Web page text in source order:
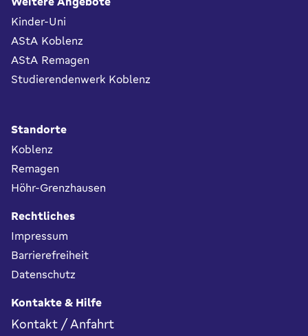
Kinder-Uni
AStA Koblenz
AStA Remagen
Studierendenwerk Koblenz
Standorte
Koblenz
Remagen
Höhr-Grenzhausen
Rechtliches
Impressum
Barrierefreiheit
Datenschutz
Kontakte & Hilfe
Kontakt / Anfahrt